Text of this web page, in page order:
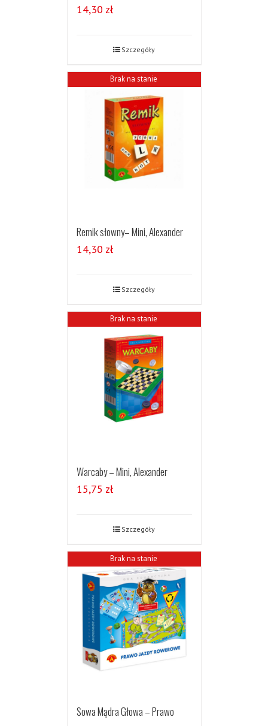
14,30 zł
Szczegóły
Brak na stanie
Remik słowny– Mini, Alexander
14,30 zł
Szczegóły
Brak na stanie
Warcaby – Mini, Alexander
15,75 zł
Szczegóły
Brak na stanie
Sowa Mądra Głowa – Prawo